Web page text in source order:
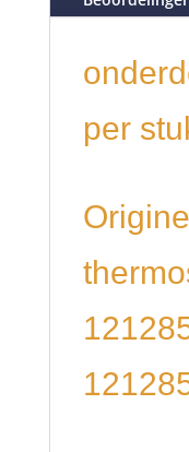
per